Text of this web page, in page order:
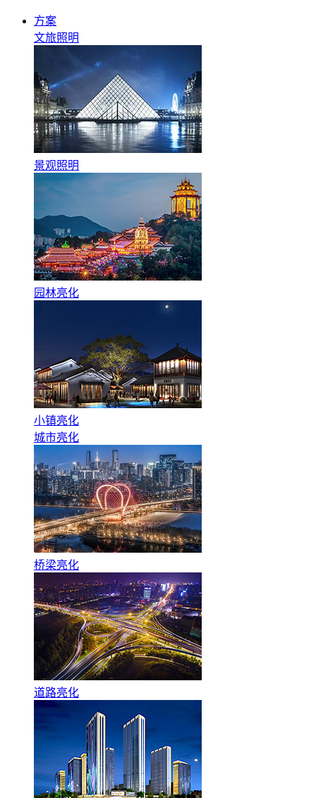
方案
文旅照明
景观照明
园林亮化
小镇亮化
城市亮化
桥梁亮化
道路亮化